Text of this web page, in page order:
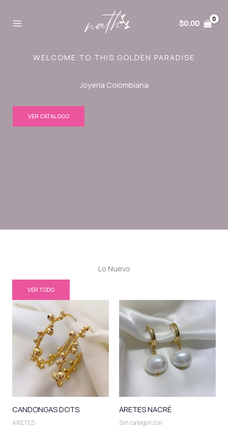
$0.00
WELCOME TO THIS GOLDEN PARADISE
Joyeria Colombiana
VER CATALOGO
Lo Nuevo
VER TODO
CANDONGAS DOTS
ARETES
ARETES NACRÉ
Sin categorizar